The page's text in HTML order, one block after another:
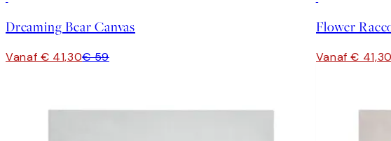
Dreaming Bear Canvas
Vanaf € 41,30€ 59
Flower
Vanaf € 41,30